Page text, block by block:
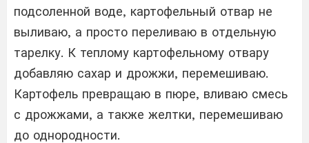
подсоленной воде, картофельный отвар не
выливаю, а просто переливаю в отдельную
тарелку. К теплому картофельному отвару
добавляю сахар и дрожжи, перемешиваю.
Картофель превращаю в пюре, вливаю смесь
с дрожжами, а также желтки, перемешиваю
до однородности.